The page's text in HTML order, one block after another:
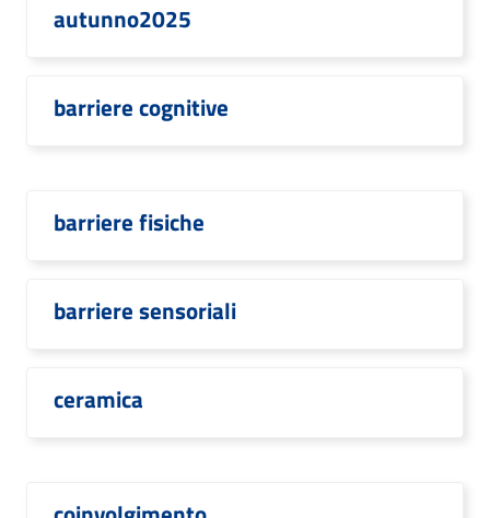
autunno2025
barriere cognitive
barriere fisiche
barriere sensoriali
ceramica